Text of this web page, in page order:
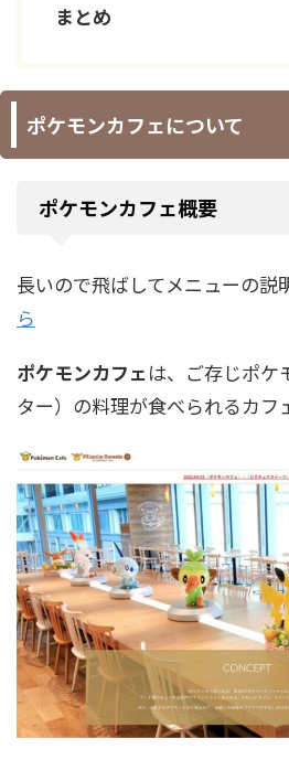
まとめ
ポケモンカフェについて
ポケモンカフェ概要
長いので飛ばしてメニューの説
ら
ポケモンカフェは、ご存じポケ
ター）の料理が食べられるカフ